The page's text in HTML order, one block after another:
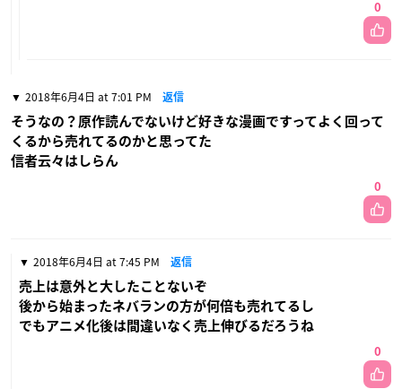
0
2018年6月4日 at 7:01 PM 返信
そうなの？原作読んでないけど好きな漫画ですってよく回って
くるから売れてるのかと思ってた
信者云々はしらん
0
2018年6月4日 at 7:45 PM 返信
売上は意外と大したことないぞ
後から始まったネバランの方が何倍も売れてるし
でもアニメ化後は間違いなく売上伸びるだろうね
0